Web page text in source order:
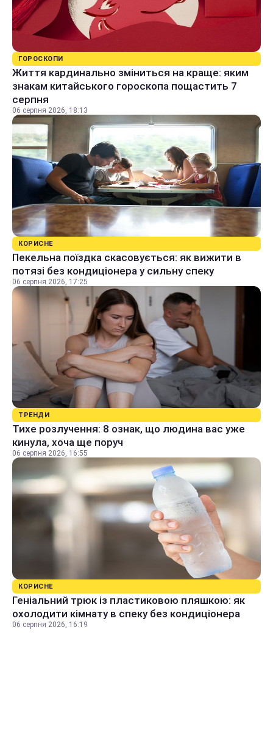
ГОРОСКОПИ
Життя кардинально зміниться на краще: яким
знакам китайського гороскопа пощастить 7
серпня
06 серпня 2026, 18:13
КОРИСНЕ
Пекельна поїздка скасовується: як вижити в
потязі без кондиціонера у сильну спеку
06 серпня 2026, 17:25
ТРЕНДИ
Тихе розлучення: 8 ознак, що людина вас уже
кинула, хоча ще поруч
06 серпня 2026, 16:55
КОРИСНЕ
Геніальний трюк із пластиковою пляшкою: як
охолодити кімнату в спеку без кондиціонера
06 серпня 2026, 16:19